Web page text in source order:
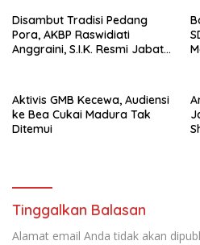
Disambut Tradisi Pedang
Pora, AKBP Raswidiati
Anggraini, S.I.K. Resmi Jabat
Aktivis GMB Kecewa, Audiensi
ke Bea Cukai Madura Tak
Ditemui
Tinggalkan Balasan
Alamat email Anda tidak akan